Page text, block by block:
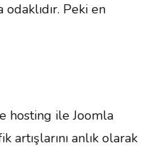
Peki en
hosting ile Joomla
anlık olarak